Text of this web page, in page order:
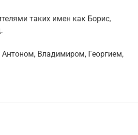
таких имен как Борис,
Антоном, Владимиром, Георгием,